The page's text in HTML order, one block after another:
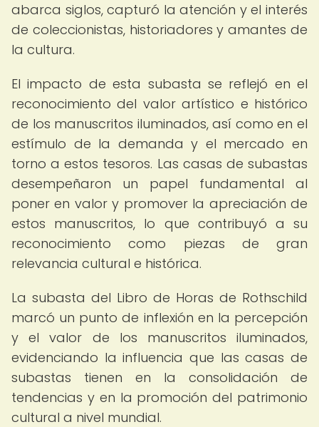
abarca siglos, capturó la atención y el interés
de coleccionistas, historiadores y amantes de
la cultura.
El impacto de esta subasta se reflejó en el
reconocimiento del valor artístico e histórico
de los manuscritos iluminados, así como en el
estímulo de la demanda y el mercado en
torno a estos tesoros. Las casas de subastas
desempeñaron un papel fundamental al
poner en valor y promover la apreciación de
estos manuscritos, lo que contribuyó a su
reconocimiento como piezas de gran
relevancia cultural e histórica.
La subasta del Libro de Horas de Rothschild
marcó un punto de inflexión en la percepción
y el valor de los manuscritos iluminados,
evidenciando la influencia que las casas de
subastas tienen en la consolidación de
tendencias y en la promoción del patrimonio
cultural a nivel mundial.